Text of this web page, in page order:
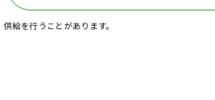
給を行うことがあります。